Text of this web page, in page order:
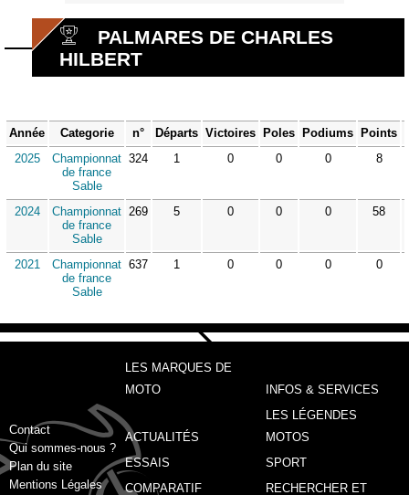
PALMARES DE CHARLES
HILBERT
Année Categorie n° Départs Victoires Poles Podiums Points
2025
Championnat
de france
Sable
324 1 0 0 0 8
2024
Championnat
de france
Sable
269 5 0 0 0 58
2021
Championnat
de france
Sable
637 1 0 0 0 0
Contact
Qui sommes-nous ?
Plan du site
Mentions Légales
LES MARQUES DE
MOTO
INFOS & SERVICES
ACTUALITÉS
LES LÉGENDES
MOTOS
ESSAIS
SPORT
COMPARATIF
RECHERCHER ET